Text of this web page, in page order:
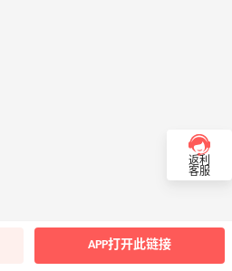
返利
客服
APP打开此链接